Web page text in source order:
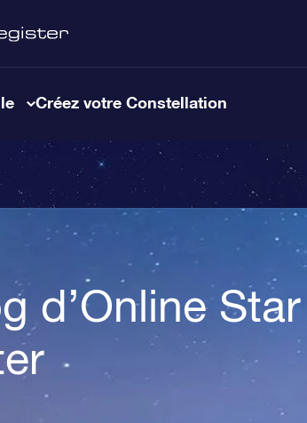
Créez votre Constellation
d’Online Star